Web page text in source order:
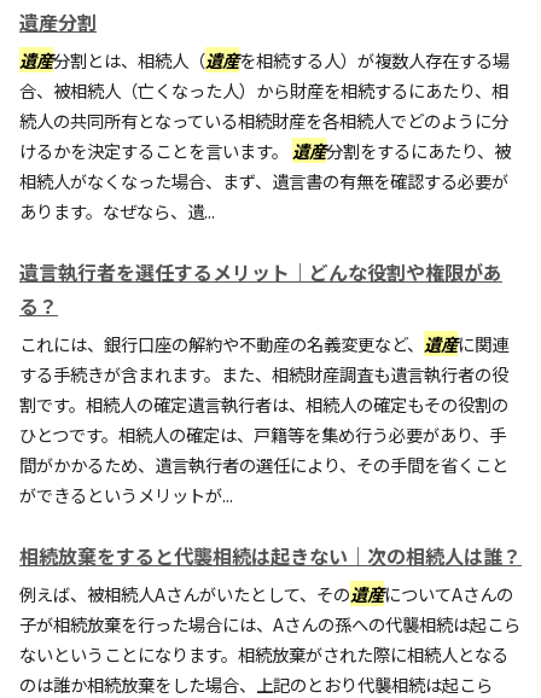
遺産分割
遺産分割とは、相続人（遺産を相続する人）が複数人存在する場
合、被相続人（亡くなった人）から財産を相続するにあたり、相
続人の共同所有となっている相続財産を各相続人でどのように分
けるかを決定することを言います。 遺産分割をするにあたり、被
相続人がなくなった場合、まず、遺言書の有無を確認する必要が
あります。なぜなら、遺...
遺言執行者を選任するメリット｜どんな役割や権限があ
る？
これには、銀行口座の解約や不動産の名義変更など、 遺産に関連
する手続きが含まれます。また、相続財産調査も遺言執行者の役
割です。相続人の確定遺言執行者は、相続人の確定もその役割の
ひとつです。相続人の確定は、戸籍等を集め行う必要があり、手
間がかかるため、遺言執行者の選任により、その手間を省くこと
ができるというメリットが...
相続放棄をすると代襲相続は起きない｜次の相続人は誰？
例えば、被相続人Aさんがいたとして、その遺産についてAさんの
子が相続放棄を行った場合には、Aさんの孫への代襲相続は起こら
ないということになります。相続放棄がされた際に相続人となる
のは誰か相続放棄をした場合、上記のとおり代襲相続は起こら